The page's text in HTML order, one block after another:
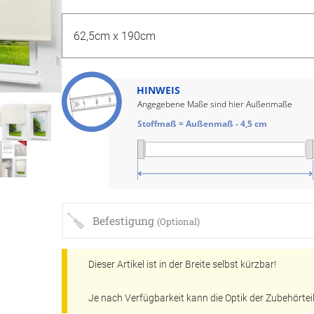
HINWEIS
Stoffmaß = Außenmaß - 4,5 cm
Angegebene Maße sind hier Außenmaße
Befestigung(Optional)
Dieser Artikel ist in der Breite selbst kürzbar!
Je nach Verfügbarkeit kann die Optik der